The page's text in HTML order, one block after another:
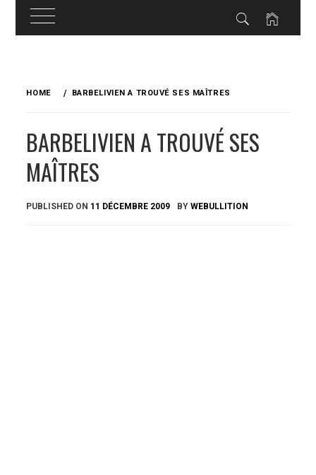
HOME BARBELIVIEN A TROUVÉ SES MAÎTRES
BARBELIVIEN A TROUVÉ SES
MAÎTRES
PUBLISHED ON 11 DÉCEMBRE 2009 BYWEBULLITION